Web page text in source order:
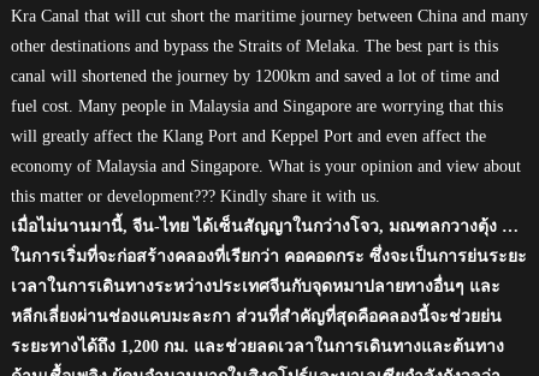
Kra Canal that will cut short the maritime journey between China and many
other destinations and bypass the Straits of Melaka. The best part is this
canal will shortened the journey by 1200km and saved a lot of time and
fuel cost. Many people in Malaysia and Singapore are worrying that this
will greatly affect the Klang Port and Keppel Port and even affect the
economy of Malaysia and Singapore. What is your opinion and view about
this matter or development??? Kindly share it with us.
เมื่อไม่นานมานี้, จีน-ไทย ได้เซ็นสัญญาในกว่างโจว, มณฑลกวางตุ้ง …
ในการเริ่มที่จะก่อสร้างคลองที่เรียกว่า คอคอดกระ ซึ่งจะเป็นการย่นระยะ
เวลาในการเดินทางระหว่างประเทศจีนกับจุดหมาปลายทางอื่นๆ และ
หลีกเลี่ยงผ่านช่องแคบมะละกา ส่วนที่สำคัญที่สุดคือคลองนี้จะช่วยย่น
ระยะทางได้ถึง 1,200 กม. และช่วยลดเวลาในการเดินทางและต้นทาง